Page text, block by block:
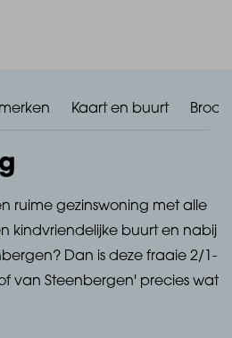
Kaart en buurt
ruime gezinswoning met alle
kindvriendelijke buurt en nabij
Dan is deze fraaie 2/1-
van Steenbergen' precies wat